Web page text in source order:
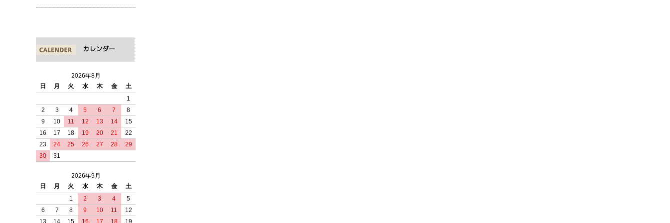
カレンダー
2026年8月
日
月 火 水 木 金
土
1
2
3 4 5 6 7
8
9
10 11 12 13 14
15
16
17 18 19 20 21
22
23
24 25 26 27 28
29
30
31
2026年9月
日
月 火 水 木 金
土
1
2 3 4
5
6
7 8 9 10 11
12
13
14 15 16 17 18 19